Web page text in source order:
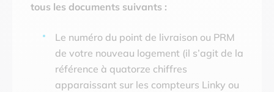
tous les documents suivants :
Le numéro du point de livraison ou PRM
de votre nouveau logement (il s’agit de la
référence à quatorze chiffres
apparaissant sur les compteurs Linky ou